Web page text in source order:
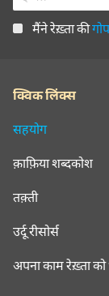
मैंने रेख़्ता की
क्विक लिंक्स
सहयोग
क़ाफ़िया शब्दकोश
तक़्ती
उर्दू रीसोर्स
अपना काम रेख़्ता